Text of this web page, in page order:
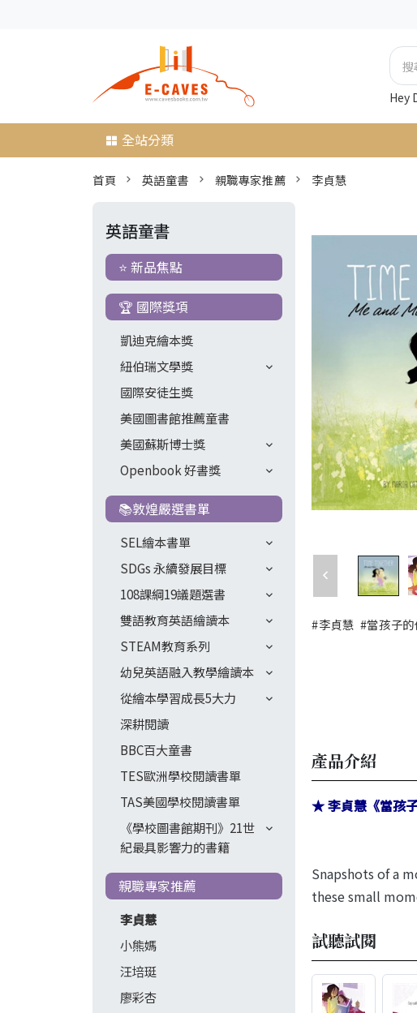
Hey
全站分類
首頁 英語童書 親職專家推薦 李貞慧
英語童書
⭐ 新品焦點
🏆 國際獎項
凱迪克繪本獎
紐伯瑞文學獎
國際安徒生獎
美國圖書館推薦童書
美國蘇斯博士獎
Openbook 好書獎
📚敦煌嚴選書單
SEL繪本書單
SDGs 永續發展目標
108課綱19議題選書
雙語教育英語繪讀本
STEAM教育系列
幼兒英語融入教學繪讀本
從繪本學習成長5大力
深耕閱讀
BBC百大童書
TES歐洲學校閱讀書單
TAS美國學校閱讀書單
《學校圖書館期刊》21世
紀最具影響力的書籍
親職專家推薦
李貞慧
小熊媽
汪培珽
廖彩杏
#李貞慧 #當孩子
產品介紹
★ 李貞慧《當孩
Snapshots of a
these small
試聽試閱